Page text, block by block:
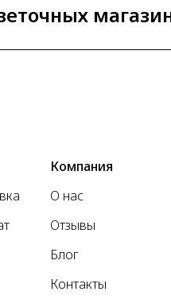
Компания
О нас
Отзывы
Блог
Контакты